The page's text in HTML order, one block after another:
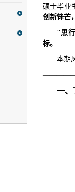
硕士毕业
创新锋芒
"思
标。
本期
一、